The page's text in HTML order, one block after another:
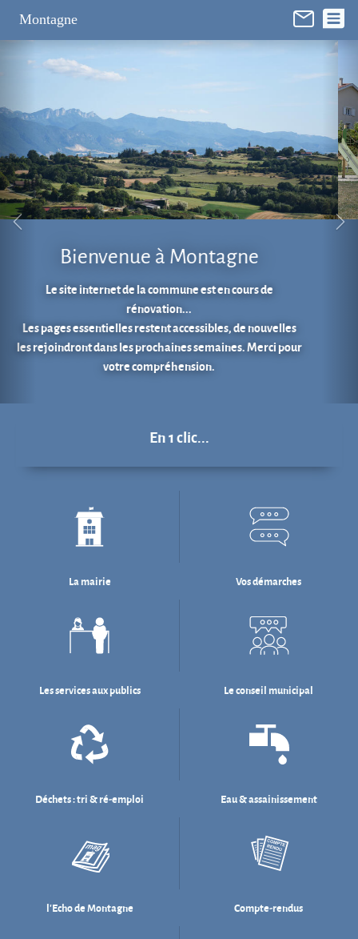
Montagne
Aire de jeux au cœur du village.
En 1 clic...
La mairie Vos démarches
Les services aux publics Le conseil municipal
Déchets : tri & ré-emploi Eau & assainissement
l'Echo de Montagne Compte-rendus
Délibérations Budget